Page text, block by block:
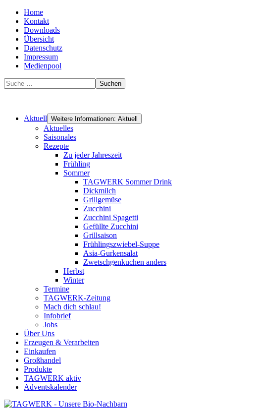
Home
Kontakt
Downloads
Übersicht
Datenschutz
Impressum
Medienpool
Suchen
Aktuell Weitere Informationen: Aktuell
Aktuelles
Saisonales
Rezepte
Zu jeder Jahreszeit
Frühling
Sommer
TAGWERK Sommer Drink
Dickmilch
Grillgemüse
Zucchini
Zucchini Spagetti
Gefüllte Zucchini
Grillsaison
Frühlingszwiebel-Suppe
Asia-Gurkensalat
Zwetschgenkuchen anders
Herbst
Winter
Termine
TAGWERK-Zeitung
Mach dich schlau!
Infobrief
Jobs
Über Uns
Erzeugen & Verarbeiten
Einkaufen
Großhandel
Produkte
TAGWERK aktiv
Adventskalender